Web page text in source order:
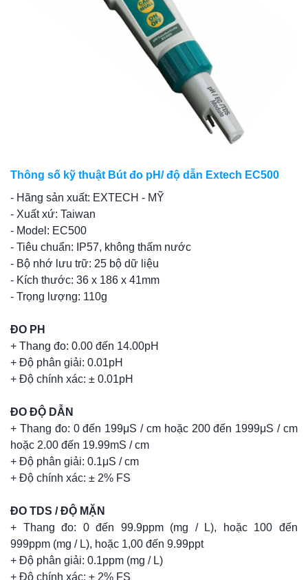
Thông số kỹ thuật Bút đo pH/ độ dẫn Extech EC500
- Hãng sản xuất: EXTECH - MỸ
- Xuất xứ: Taiwan
- Model: EC500
- Tiêu chuẩn: IP57, không thấm nước
- Bộ nhớ lưu trữ: 25 bộ dữ liệu
- Kích thước: 36 x 186 x 41mm
- Trọng lượng: 110g
ĐO PH
+ Thang đo: 0.00 đến 14.00pH
+ Độ phân giải: 0.01pH
+ Độ chính xác: ± 0.01pH
ĐO ĐỘ DẪN
+ Thang đo: 0 đến 199μS / cm hoặc 200 đến 1999μS / cm
hoặc 2.00 đến 19.99mS / cm
+ Độ phân giải: 0.1μS / cm
+ Độ chính xác: ± 2% FS
ĐO TDS / ĐỘ MẶN
+ Thang đo: 0 đến 99.9ppm (mg / L), hoặc 100 đến
999ppm (mg / L), hoặc 1,00 đến 9.99ppt
+ Độ phân giải: 0.1ppm (mg / L)
+ Độ chính xác: ± 2% FS